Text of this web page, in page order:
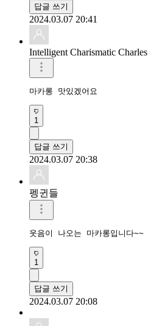
답글 쓰기
2024.03.07 20:41
Intelligent Charismatic Charles
마카롱 맛있겠어요
1
답글 쓰기
2024.03.07 20:38
펭귄들
웃음이 나오는 마카롱입니다~~
1
답글 쓰기
2024.03.07 20:08